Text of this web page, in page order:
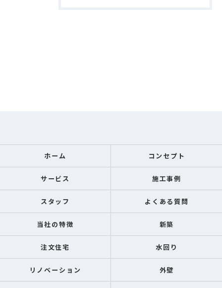
ホーム コンセプト
サービス 施工事例
スタッフ よくある質問
当社の特徴 新築
注文住宅 水回り
リノベーション 外壁